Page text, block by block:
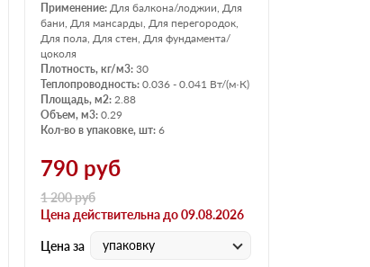
Применение: Для балкона/лоджии, Для
бани, Для мансарды, Для перегородок,
Для пола, Для стен, Для фундамента/
цоколя
Плотность, кг/м3: 30
Теплопроводность: 0.036 - 0.041 Вт/(м·К)
Площадь, м2: 2.88
Объем, м3: 0.29
Кол-во в упаковке, шт: 6
790 руб
1 200руб
Цена действительна до 09.08.2026
Цена за упаковку